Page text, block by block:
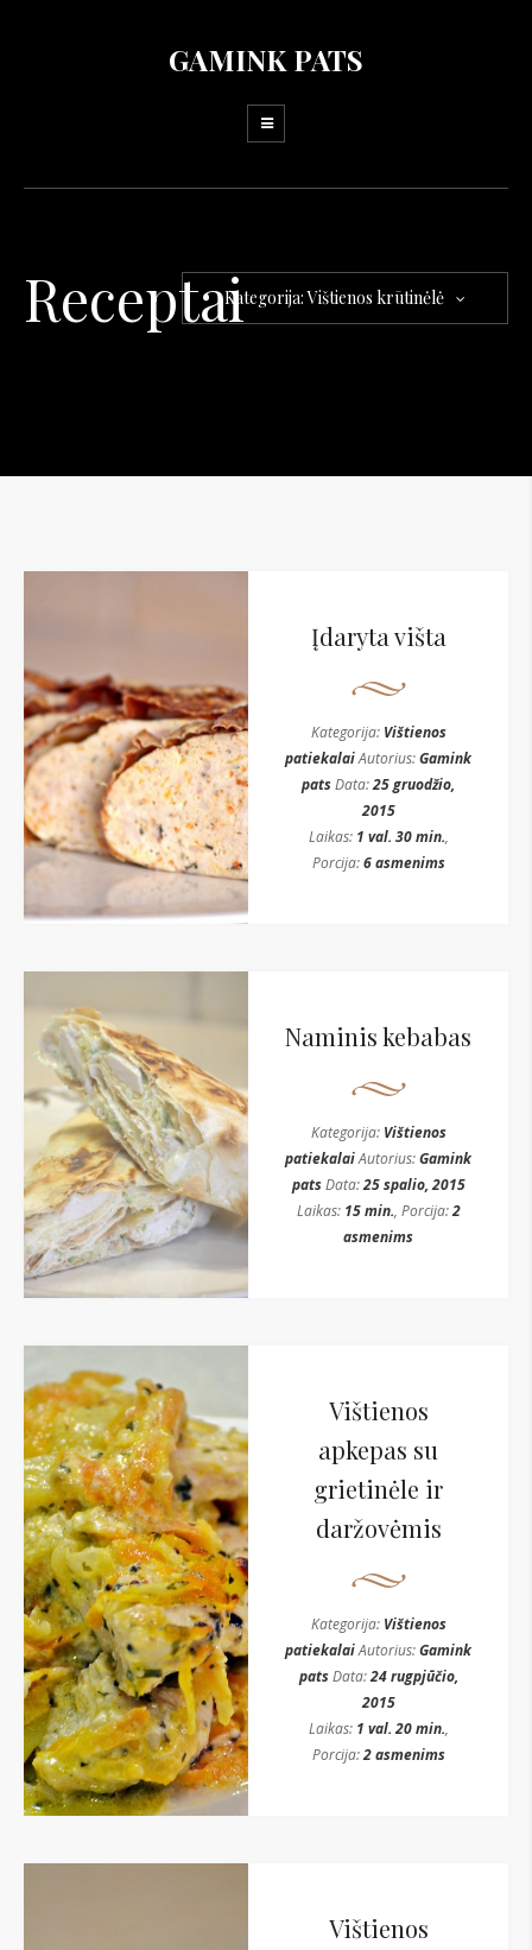
GAMINK PATS
ReceptaiKategorija: Vištienos krūtinėlė
Įdaryta višta
Kategorija: Vištienos
patiekalaiAutorius:Gamink
patsData:25 gruodžio,
2015
Laikas: 1 val. 30 min.,
Porcija:6 asmenims
Naminis kebabas
Kategorija: Vištienos
patiekalaiAutorius:Gamink
patsData:25 spalio, 2015
Laikas: 15 min., Porcija:2
asmenims
Vištienos
apkepas su
grietinėle ir
daržovėmis
Kategorija: Vištienos
patiekalaiAutorius:Gamink
patsData:24 rugpjūčio,
2015
Laikas: 1 val. 20 min.,
Porcija:2 asmenims
Vištienos